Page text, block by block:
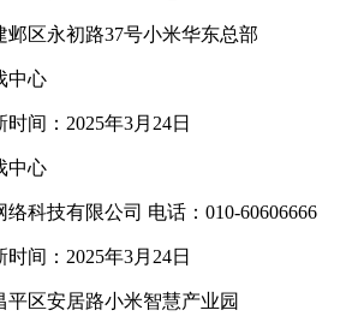
区永初路37号小米华东总部
中心
时间：2025年3月24日
中心
科技有限公司 电话：010-60606666
时间：2025年3月24日
区安居路小米智慧产业园